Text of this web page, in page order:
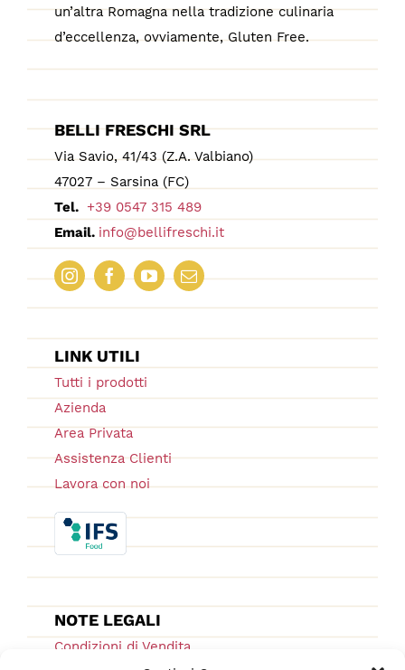
un’altra Romagna nella tradizione culinaria
d’eccellenza, ovviamente, Gluten Free.
BELLI FRESCHI SRL
Via Savio, 41/43 (Z.A. Valbiano)
47027 – Sarsina (FC)
Tel. +39 0547 315 489
Email. info@bellifreschi.it
LINK UTILI
Tutti i prodotti
Azienda
Area Privata
Assistenza Clienti
Lavora con noi
NOTE LEGALI
Condizioni di Vendita